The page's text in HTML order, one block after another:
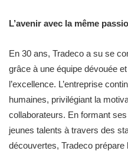
L’avenir avec la même
En 30 ans, Tradeco a su se
grâce à une équipe dévouée
l’excellence. L’entreprise
humaines, privilégiant la
collaborateurs. En formant
jeunes talents à travers des
découvertes, Tradeco prépare